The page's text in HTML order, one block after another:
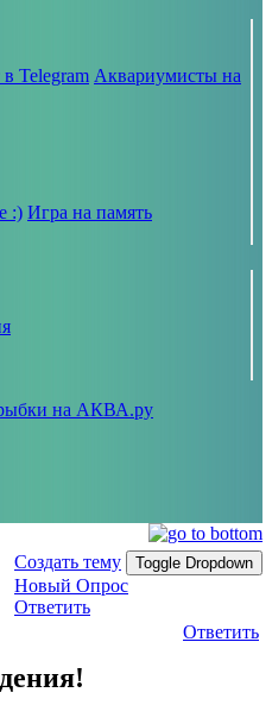
в Telegram Аквариумисты на
:) Игра на память
Создать тему
Toggle Dropdown
Новый Опрос
Ответить
Ответить